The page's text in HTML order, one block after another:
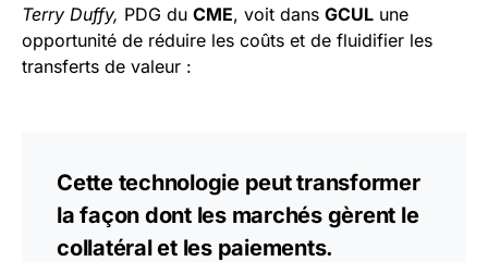
Terry Duffy, PDG du CME, voit dans GCUL une
opportunité de réduire les coûts et de fluidifier les
transferts de valeur :
Cette technologie peut transformer
la façon dont les marchés gèrent le
collatéral et les paiements.